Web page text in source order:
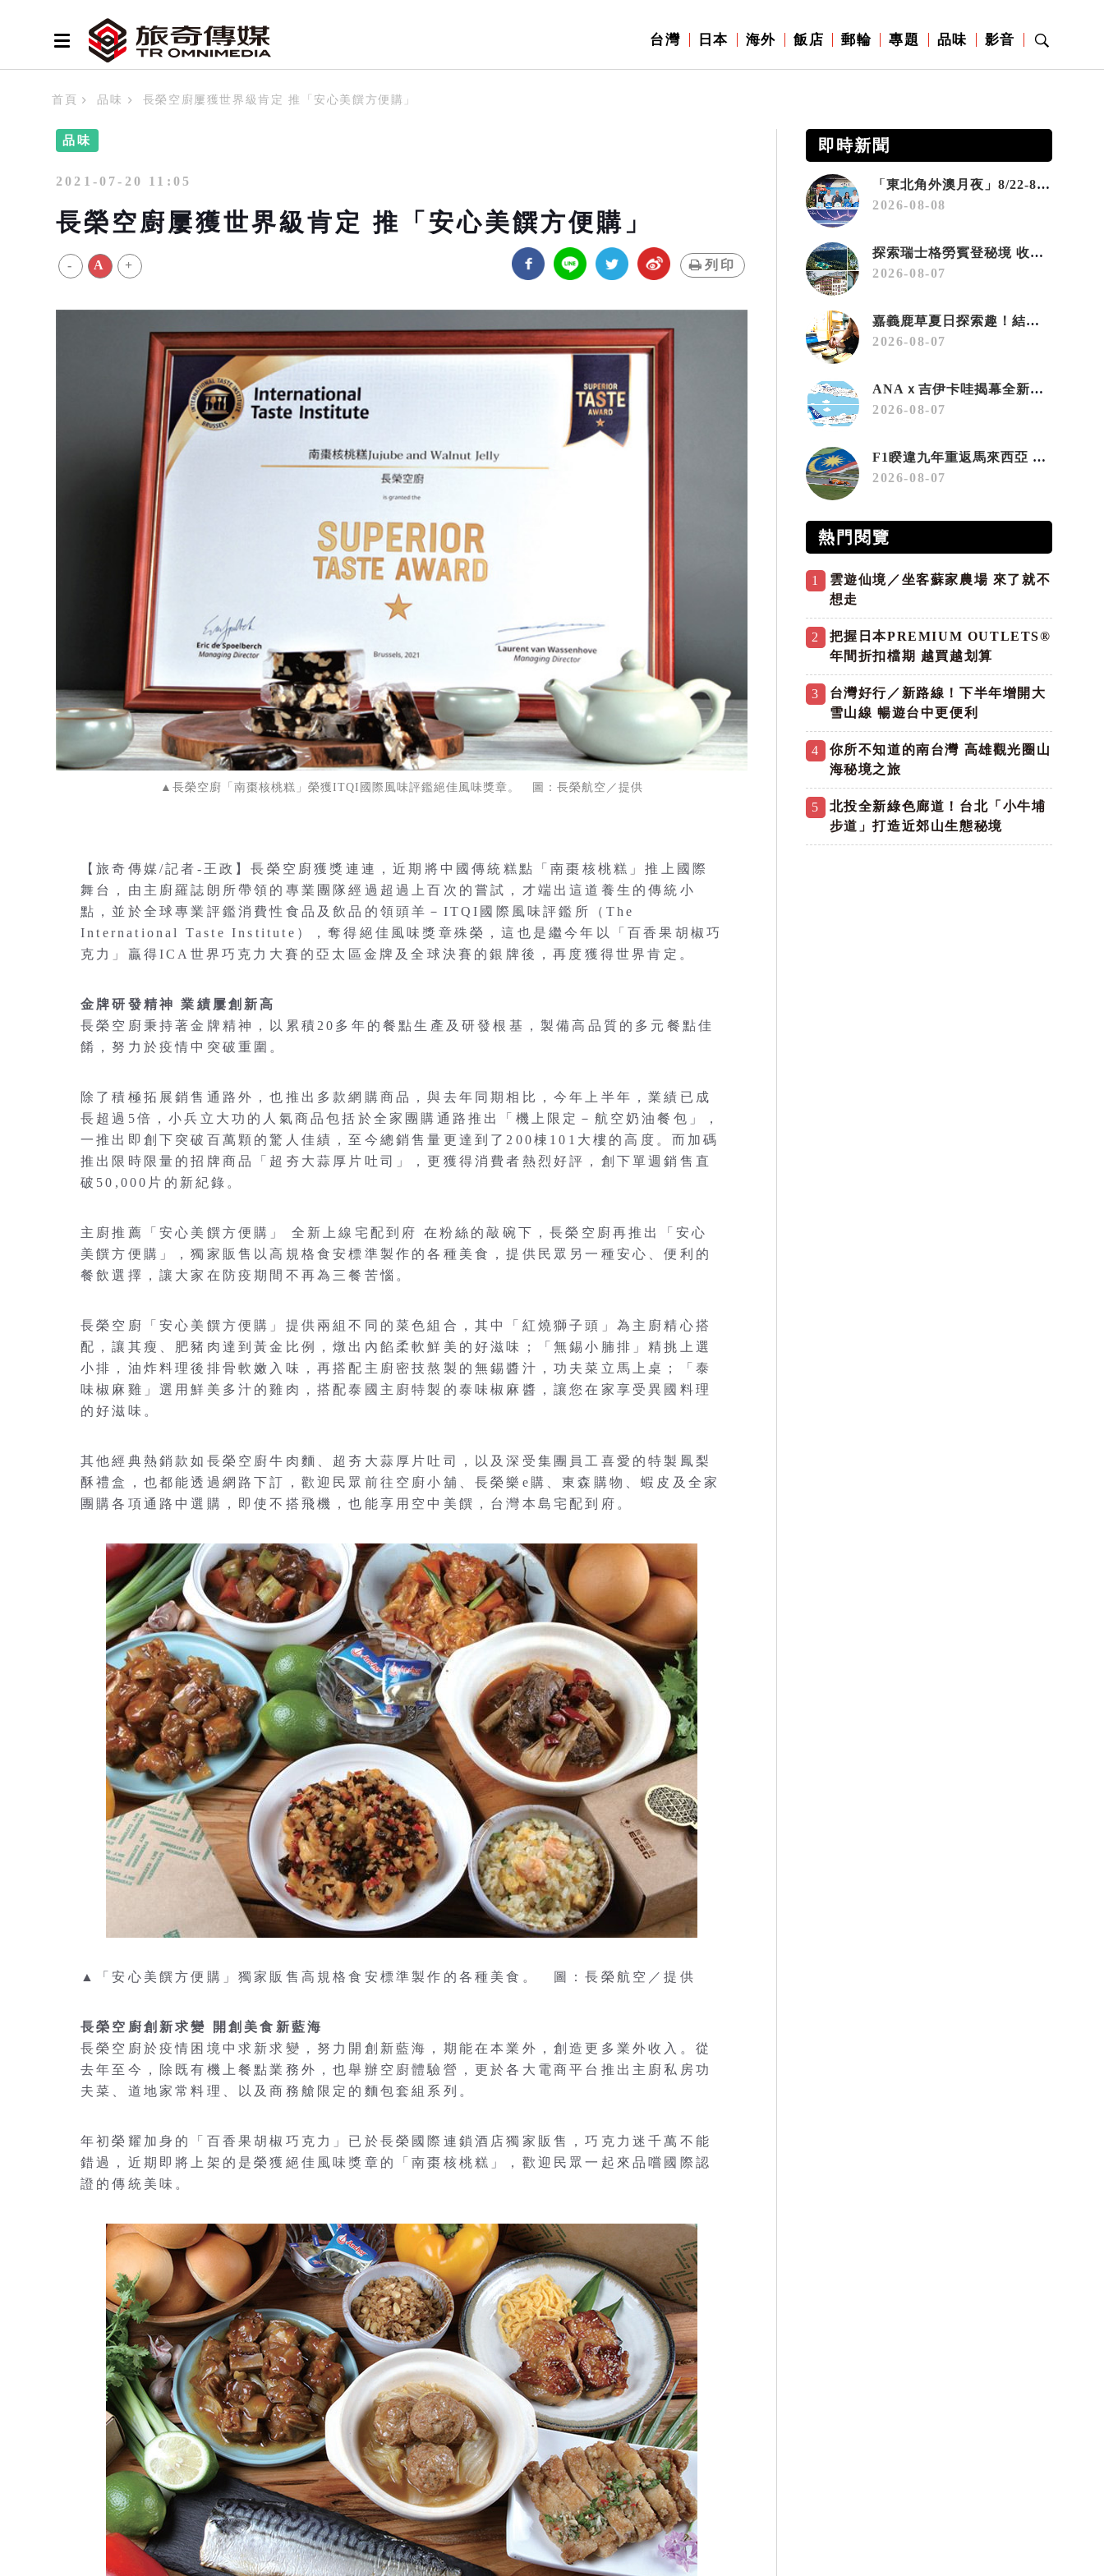
台灣 日本 海外 飯店 郵輪 專題 品味 影音
首頁 品味 長榮空廚屢獲世界級肯定 推「安心美饌方便購」
品味
2021-07-20 11:05
長榮空廚屢獲世界級肯定 推「安心美饌方便購」
- A + 列印
▲長榮空廚「南棗核桃糕」榮獲ITQI國際風味評鑑絕佳風味獎章。 圖：長榮航空／提供
【旅奇傳媒/記者-王政】長榮空廚獲獎連連，近期將中國傳統糕點「南棗核桃糕」推上國際
舞台，由主廚羅誌朗所帶領的專業團隊經過超過上百次的嘗試，才端出這道養生的傳統小
點，並於全球專業評鑑消費性食品及飲品的領頭羊－ITQI國際風味評鑑所（The
International Taste Institute），奪得絕佳風味獎章殊榮，這也是繼今年以「百香果胡椒巧
克力」贏得ICA世界巧克力大賽的亞太區金牌及全球決賽的銀牌後，再度獲得世界肯定。
金牌研發精神 業績屢創新高
長榮空廚秉持著金牌精神，以累積20多年的餐點生產及研發根基，製備高品質的多元餐點佳
餚，努力於疫情中突破重圍。
除了積極拓展銷售通路外，也推出多款網購商品，與去年同期相比，今年上半年，業績已成
長超過5倍，小兵立大功的人氣商品包括於全家團購通路推出「機上限定－航空奶油餐包」，
一推出即創下突破百萬顆的驚人佳績，至今總銷售量更達到了200棟101大樓的高度。而加碼
推出限時限量的招牌商品「超夯大蒜厚片吐司」，更獲得消費者熱烈好評，創下單週銷售直
破50,000片的新紀錄。
主廚推薦「安心美饌方便購」 全新上線宅配到府 在粉絲的敲碗下，長榮空廚再推出「安心
美饌方便購」，獨家販售以高規格食安標準製作的各種美食，提供民眾另一種安心、便利的
餐飲選擇，讓大家在防疫期間不再為三餐苦惱。
長榮空廚「安心美饌方便購」提供兩組不同的菜色組合，其中「紅燒獅子頭」為主廚精心搭
配，讓其瘦、肥豬肉達到黃金比例，燉出內餡柔軟鮮美的好滋味；「無錫小腩排」精挑上選
小排，油炸料理後排骨軟嫩入味，再搭配主廚密技熬製的無錫醬汁，功夫菜立馬上桌；「泰
味椒麻雞」選用鮮美多汁的雞肉，搭配泰國主廚特製的泰味椒麻醬，讓您在家享受異國料理
的好滋味。
其他經典熱銷款如長榮空廚牛肉麵、超夯大蒜厚片吐司，以及深受集團員工喜愛的特製鳳梨
酥禮盒，也都能透過網路下訂，歡迎民眾前往空廚小舖、長榮樂e購、東森購物、蝦皮及全家
團購各項通路中選購，即使不搭飛機，也能享用空中美饌，台灣本島宅配到府。
▲「安心美饌方便購」獨家販售高規格食安標準製作的各種美食。 圖：長榮航空／提供
長榮空廚創新求變 開創美食新藍海
長榮空廚於疫情困境中求新求變，努力開創新藍海，期能在本業外，創造更多業外收入。從
去年至今，除既有機上餐點業務外，也舉辦空廚體驗營，更於各大電商平台推出主廚私房功
夫菜、道地家常料理、以及商務艙限定的麵包套組系列。
年初榮耀加身的「百香果胡椒巧克力」已於長榮國際連鎖酒店獨家販售，巧克力迷千萬不能
錯過，近期即將上架的是榮獲絕佳風味獎章的「南棗核桃糕」，歡迎民眾一起來品嚐國際認
證的傳統美味。
即時新聞
「東北角外澳月夜」8/22-8/23浪漫登場 串聯五漁村、音樂、市集、火舞與慢旅共度夏夜
2026-08-08
探索瑞士格勞賓登秘境 收藏六種阿爾卑斯夏日療癒之旅
2026-08-07
嘉義鹿草夏日探索趣！結合科學、農場與自然的親子小旅行
2026-08-07
ANAｘ吉伊卡哇揭幕全新彩繪機「Chiikawa JET」
2026-08-07
F1睽違九年重返馬來西亞 三大國際賽事打造10月運動旅遊熱潮 賽車、自行車、路跑同週登場
2026-08-07
熱門閱覽
1
雲遊仙境／坐客蘇家農場 來了就不
想走
2
把握日本PREMIUM OUTLETS®
年間折扣檔期 越買越划算
3
台灣好行／新路線！下半年增開大
雪山線 暢遊台中更便利
4
你所不知道的南台灣 高雄觀光圈山
海秘境之旅
5
北投全新綠色廊道！台北「小牛埔
步道」打造近郊山生態秘境